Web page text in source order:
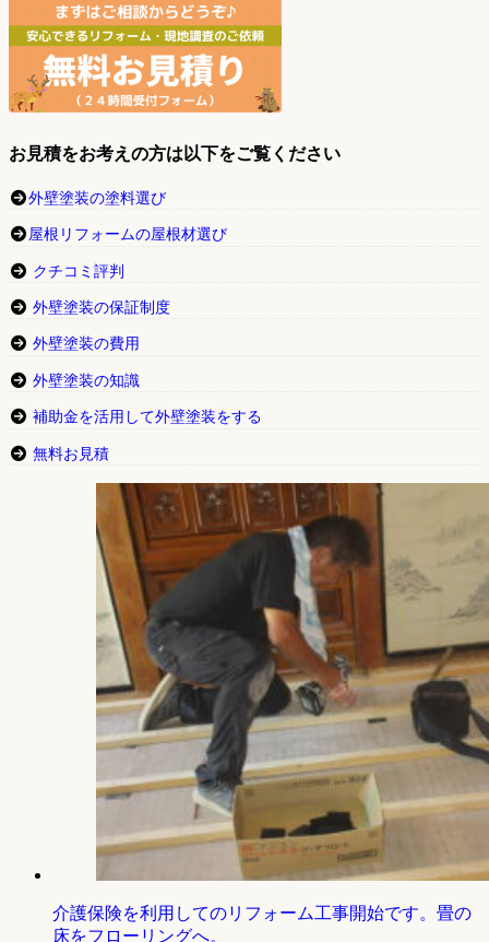
お見積をお考えの方は以下をご覧ください
外壁塗装の塗料選び
屋根リフォームの屋根材選び
クチコミ評判
外壁塗装の保証制度
外壁塗装の費用
外壁塗装の知識
補助金を活用して外壁塗装をする
無料お見積
介護保険を利用してのリフォーム工事開始です。畳の
床をフローリングへ。